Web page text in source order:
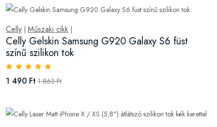
Celly | Műszaki cikk |
Celly Gelskin Samsung G920 Galaxy S6 füst
színű szilikon tok
1 490 Ft 1 863 Ft